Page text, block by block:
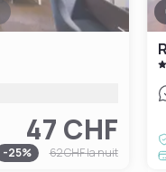
47 CHF
-25% 62 CHFla nuit